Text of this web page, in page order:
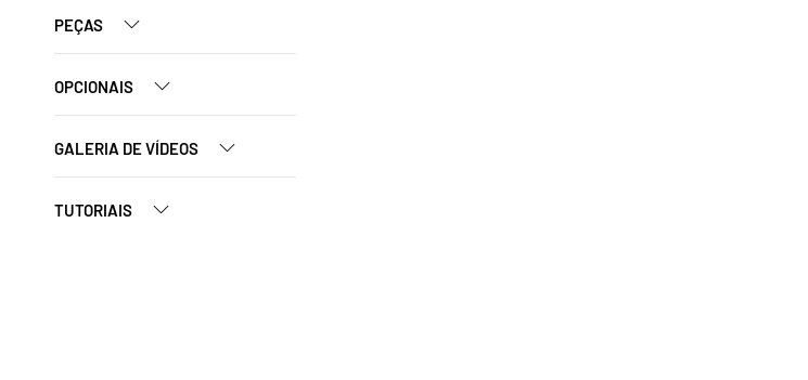
PEÇAS
OPCIONAIS
GALERIA DE VÍDEOS
TUTORIAIS